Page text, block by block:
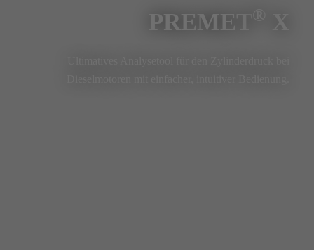
PREMET